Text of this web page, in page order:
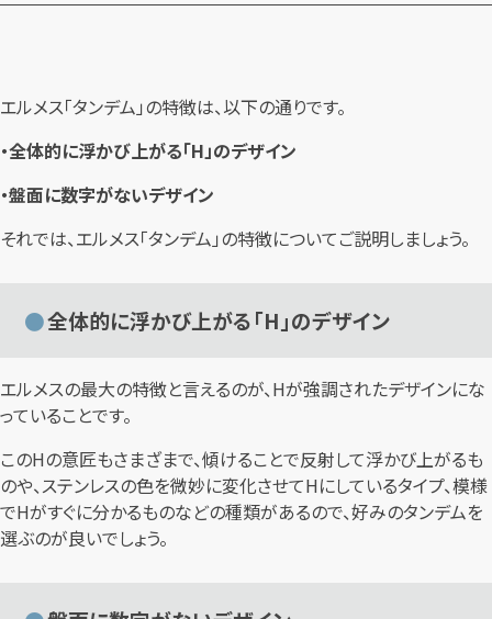
エルメス「タンデム」の特徴は、以下の通りです。
・全体的に浮かび上がる「H」のデザイン
・盤面に数字がないデザイン
それでは、エルメス「タンデム」の特徴についてご説明しましょう。
全体的に浮かび上がる「H」のデザイン
エルメスの最大の特徴と言えるのが、Hが強調されたデザインにな
っていることです。
このHの意匠もさまざまで、傾けることで反射して浮かび上がるも
のや、ステンレスの色を微妙に変化させてHにしているタイプ、模様
でHがすぐに分かるものなどの種類があるので、好みのタンデムを
選ぶのが良いでしょう。